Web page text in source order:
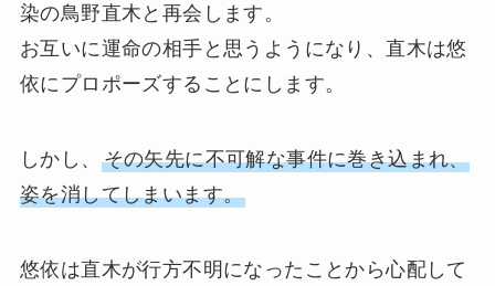
染の鳥野直木と再会します。
お互いに運命の相手と思うようになり、直木は悠
依にプロポーズすることにします。
しかし、 その矢先に不可解な事件に巻き込まれ、
姿を消してしまいます。
悠依は直木が行方不明になったことから心配して